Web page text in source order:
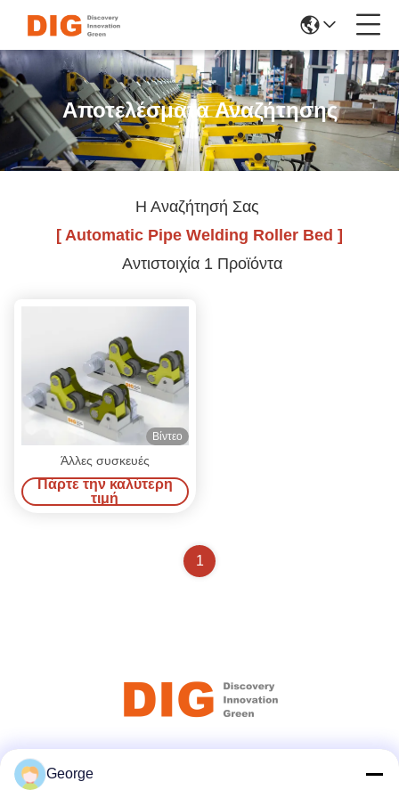
Αποτελέσματα Αναζήτησης
Η Αναζήτησή Σας
[ Automatic Pipe Welding Roller Bed ]
Αντιστοιχία 1 Προϊόντα
Βίντεο
Άλλες συσκευές
Πάρτε την καλύτερη
τιμή
1
George